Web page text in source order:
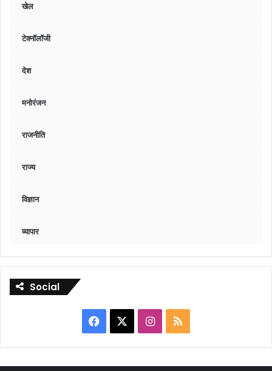
खेल
टेक्नॉलॉजी
देश
मनोरंजन
राजनीति
राज्य
विज्ञान
व्यापार
Social
Facebook Instagram
RSS